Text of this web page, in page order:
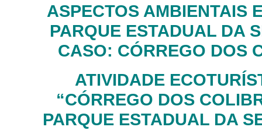
ASPECTOS AMBIENTAIS
PARQUE ESTADUAL DA
CASO: CÓRREGO DOS
ATIVIDADE
“CÓRREGO DOS
PARQUE ESTADUAL DA